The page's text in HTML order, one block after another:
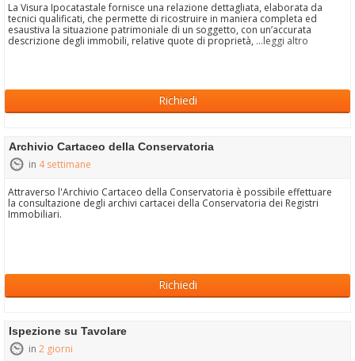
La Visura Ipocatastale fornisce una relazione dettagliata, elaborata da
tecnici qualificati, che permette di ricostruire in maniera completa ed
esaustiva la situazione patrimoniale di un soggetto, con un’accurata
descrizione degli immobili, relative quote di proprietà, ...leggi altro
Richiedi
Archivio Cartaceo della Conservatoria
in 4 settimane
Attraverso l'Archivio Cartaceo della Conservatoria è possibile effettuare
la consultazione degli archivi cartacei della Conservatoria dei Registri
Immobiliari.
Richiedi
Ispezione su Tavolare
in 2 giorni